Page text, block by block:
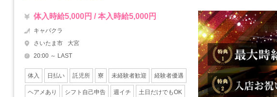
体入時給5,000円 / 本入時給5,000円
キャバクラ
さいたま市
大宮
20:00 ～ LAST
体入 日払い 託児所 寮 未経験者歓迎 経験者優遇
ヘアメあり シフト自己申告 週イチ 土日だけでもOK